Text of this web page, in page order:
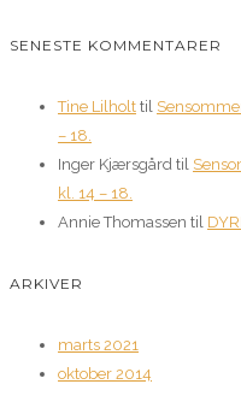
SENESTE KOMMENTARER
Tine Lilholt til
– 18.
Inger Kjærsgård til
kl. 14 – 18.
Annie Thomassen til
ARKIVER
marts 2021
oktober 2014